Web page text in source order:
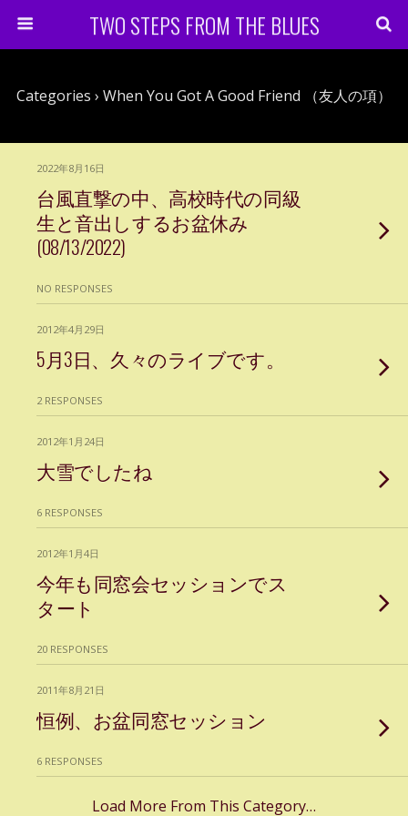
TWO STEPS FROM THE BLUES
Categories › When You Got A Good Friend （友人の項）
2022年8月16日
台風直撃の中、高校時代の同級
生と音出しするお盆休み
(08/13/2022)
NO RESPONSES
2012年4月29日
5月3日、久々のライブです。
2 RESPONSES
2012年1月24日
大雪でしたね
6 RESPONSES
2012年1月4日
今年も同窓会セッションでス
タート
20 RESPONSES
2011年8月21日
恒例、お盆同窓セッション
6 RESPONSES
Load More From This Category…